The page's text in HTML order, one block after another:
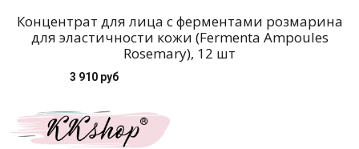
Концентрат для лица с ферментами розмарина
для эластичности кожи (Fermenta Ampoules
Rosemary), 12 шт
3 910 руб